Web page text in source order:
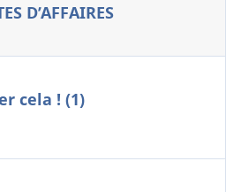
D’AFFAIRES
cela ! (1)